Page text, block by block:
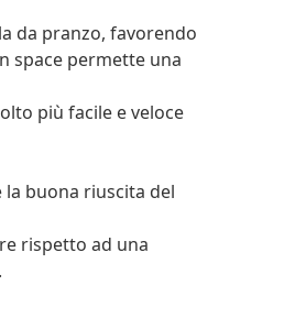
da pranzo, favorendo
space permette una
più facile e veloce
buona riuscita del
rispetto ad una